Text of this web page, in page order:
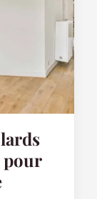
pour